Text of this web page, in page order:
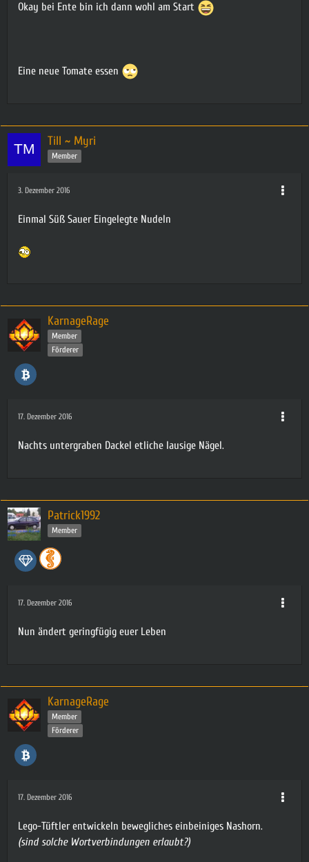
Okay bei Ente bin ich dann wohl am Start
Eine neue Tomate essen
Till ~ Myri
Member
3. Dezember 2016
Einmal Süß Sauer Eingelegte Nudeln
KarnageRage
Member
Förderer
17. Dezember 2016
Nachts untergraben Dackel etliche lausige Nägel.
Patrick1992
Member
17. Dezember 2016
Nun ändert geringfügig euer Leben
KarnageRage
Member
Förderer
17. Dezember 2016
Lego-Tüftler entwickeln bewegliches einbeiniges Nashorn.
(sind solche Wortverbindungen erlaubt?)